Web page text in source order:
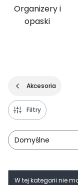
Organizery i
opaski
Akcesoria
Filtry
Domyślne
Lista
W tej kategorii nie